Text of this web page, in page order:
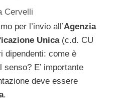
Cervelli
per l’invio all’Agenzia
Unica(c.d. CU
dipendenti: come è
E’ importante
deve essere
.